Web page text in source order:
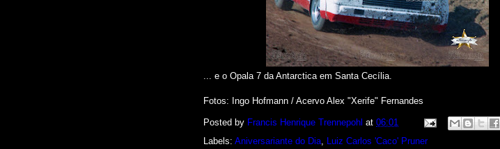
... e o Opala 7 da Antarctica em Santa Cecília.
Fotos: Ingo Hofmann / Acervo Alex "Xerife" Fernandes
Posted by Francis Henrique Trennepohl at 06:01
Labels: Aniversariante do Dia, Luiz Carlos 'Caco' Pruner